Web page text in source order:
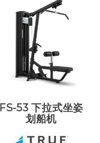
FS-53 下拉式坐姿
划船机